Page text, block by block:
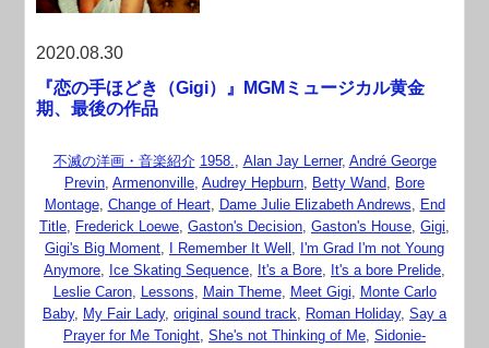
2020.08.30
『恋の手ほどき（Gigi）』MGMミュージカル黄金
期、最後の作品
不滅の洋画・音楽紹介 1958., Alan Jay Lerner, André George
Previn, Armenonville, Audrey Hepburn, Betty Wand, Bore
Montage, Change of Heart, Dame Julie Elizabeth Andrews, End
Title, Frederick Loewe, Gaston's Decision, Gaston's House, Gigi,
Gigi's Big Moment, I Remember It Well , I'm Grad I'm not Young
Anymore, Ice Skating Sequence, It's a Bore, It's a bore Prelide,
Leslie Caron, Lessons, Main Theme, Meet Gigi, Monte Carlo
Baby, My Fair Lady, original sound track, Roman Holiday, Say a
Prayer for Me Tonight, She's not Thinking of Me, Sidonie-